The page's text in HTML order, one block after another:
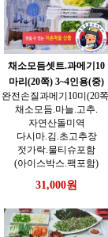
채소모듬셋트.과메기10
마리(20쪽) 3~4인용(중)
완전손질과메기10미(20
채소모듬.마늘.고추.
자연산돌미역
다시마.김.초고추장
젓가락.물티슈포함
(아이스박스.팩포함)
31,000원